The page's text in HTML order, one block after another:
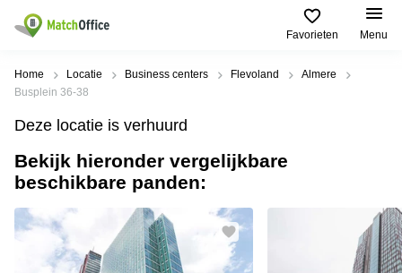
Favorieten Menu
Huren / Verhuren
Productpagina's
Kantoorruimten
Business
Flexplekken
Coworking
Populaire
Steden
Alkmaar
Oost
Amsterdam
Westpoort
Populaire
zoekopdrachten
Kantoorruimte
in Breda
Kantoor
huren
Bergen
Help
Over ons
Voeg je kantoorruimte toe
Huurprijs
Home Locatie Business centers Flevoland
Almere
Busplein 36-38
Deze locatie is verhuurd
Bekijk hieronder vergelijkbare
beschikbare panden: